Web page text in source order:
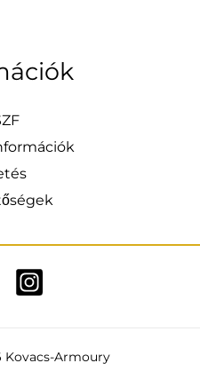
Armoury